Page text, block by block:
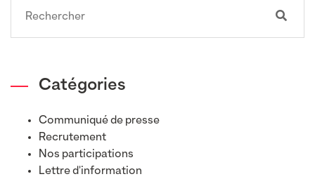
Catégories
Communiqué de presse
Recrutement
Nos participations
Lettre d'information